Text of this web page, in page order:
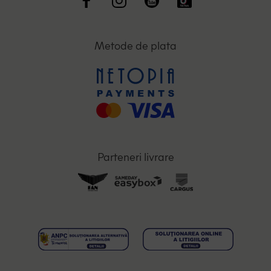
Metode de plata
Parteneri livrare